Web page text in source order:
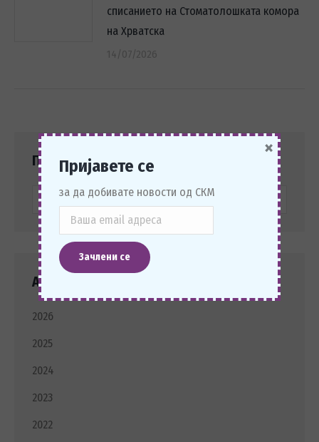
списанието на Стоматолошката комора
на Хрватска
14/07/2026
Пребарај
Search:
Архива Новости
2026
2025
2024
2023
2022
Пријавете се
за да добивате новости од СКМ
×